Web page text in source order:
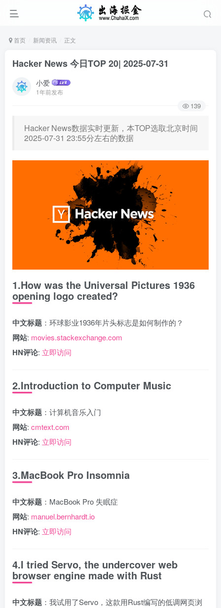
首页 新闻资讯 正文
Hacker News 今日TOP 20| 2025-07-31
小爱
1年前发布
139
Hacker News数据实时更新，本TOP选取北京时间
2025-07-31 23:55分左右的数据
1.How was the Universal Pictures 1936
opening logo created?
中文标题 ：环球影业1936年片头标志是如何制作的？
网站: movies.stackexchange.com
HN评论: 立即访问
2.Introduction to Computer Music
中文标题 ：计算机音乐入门
网站: cmtext.com
HN评论: 立即访问
3.MacBook Pro Insomnia
中文标题 ：MacBook Pro 失眠症
网站: manuel.bernhardt.io
HN评论: 立即访问
4.I tried Servo, the undercover web
browser engine made with Rust
中文标题 ：我试用了Servo，这款用Rust编写的低调网页浏